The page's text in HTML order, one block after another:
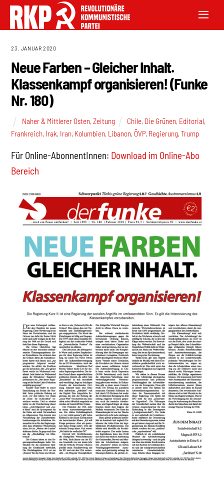
23. JANUAR 2020
Neue Farben – Gleicher Inhalt.
Klassenkampf organisieren! (Funke
Nr. 180)
Naher & Mittlerer Osten, Zeitung Chile, Die Grünen, Editorial,
Frankreich, Irak, Iran, Kolumbien, Libanon, ÖVP, Regierung,Trump
Für Online-AbonnentInnen: Download im Online-Abo
Bereich